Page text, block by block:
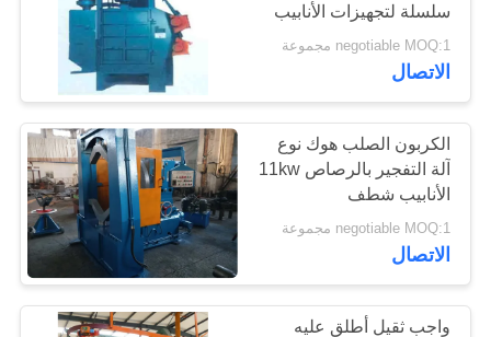
PRIVACY
POLICY
سلسلة لتجهيزات الأنابيب
negotiable MOQ:1 مجموعة
الاتصال
الكربون الصلب هوك نوع
آلة التفجير بالرصاص 11kw
الأنابيب شطف
negotiable MOQ:1 مجموعة
الاتصال
واجب ثقيل أطلق عليه